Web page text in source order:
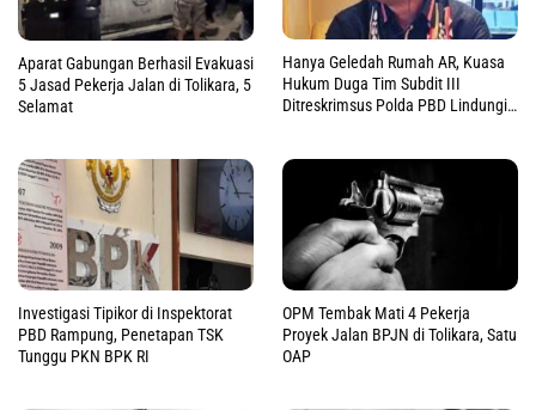
Aparat Gabungan Berhasil Evakuasi
5 Jasad Pekerja Jalan di Tolikara, 5
Selamat
Hanya Geledah Rumah AR, Kuasa
Hukum Duga Tim Subdit III
Ditreskrimsus Polda PBD Lindungi
Investigasi Tipikor di Inspektorat
PBD Rampung, Penetapan TSK
Tunggu PKN BPK RI
OPM Tembak Mati 4 Pekerja
Proyek Jalan BPJN di Tolikara, Satu
OAP